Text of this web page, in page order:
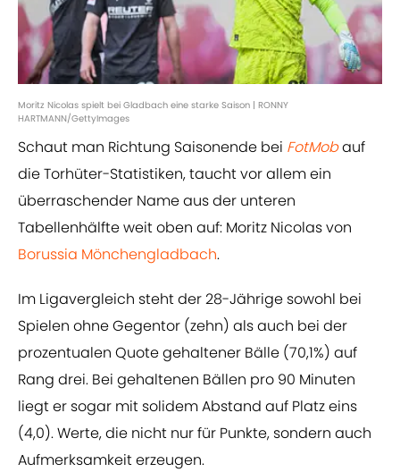
Moritz Nicolas spielt bei Gladbach eine starke Saison | RONNY
HARTMANN/GettyImages
Schaut man Richtung Saisonende bei FotMobauf
die Torhüter-Statistiken, taucht vor allem ein
überraschender Name aus der unteren
Tabellenhälfte weit oben auf: Moritz Nicolas von
Borussia Mönchengladbach.
Im Ligavergleich steht der 28-Jährige sowohl bei
Spielen ohne Gegentor (zehn) als auch bei der
prozentualen Quote gehaltener Bälle (70,1%) auf
Rang drei. Bei gehaltenen Bällen pro 90 Minuten
liegt er sogar mit solidem Abstand auf Platz eins
(4,0). Werte, die nicht nur für Punkte, sondern auch
Aufmerksamkeit erzeugen.